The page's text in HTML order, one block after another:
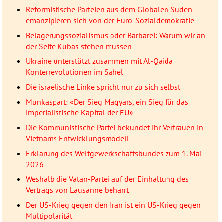
Reformistische Parteien aus dem Globalen Süden
emanzipieren sich von der Euro-Sozialdemokratie
Belagerungssozialismus oder Barbarei: Warum wir an
der Seite Kubas stehen müssen
Ukraine unterstützt zusammen mit Al-Qaida
Konterrevolutionen im Sahel
Die israelische Linke spricht nur zu sich selbst
Munkaspart: «Der Sieg Magyars, ein Sieg für das
imperialistische Kapital der EU»
Die Kommunistische Partei bekundet ihr Vertrauen in
Vietnams Entwicklungsmodell
Erklärung des Weltgewerkschaftsbundes zum 1. Mai
2026
Weshalb die Vatan-Partei auf der Einhaltung des
Vertrags von Lausanne beharrt
Der US-Krieg gegen den Iran ist ein US-Krieg gegen
Multipolarität